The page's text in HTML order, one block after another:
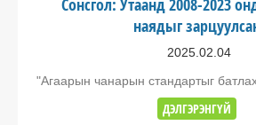
Сонсгол: Утаанд 2008-2023
наядыг
2025.02.04
"Агаарын чанарын стандартыг
ДЭЛГЭРЭНГҮЙ